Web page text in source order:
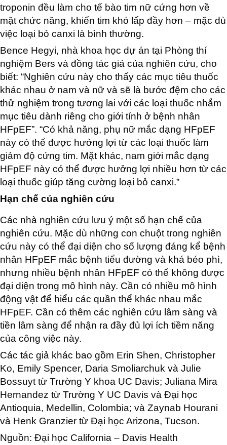
troponin đều làm cho tế bào tim nữ cứng hơn về
mặt chức năng, khiến tim khó lấp đầy hơn – mặc dù
việc loại bỏ canxi là bình thường.
Bence Hegyi, nhà khoa học dự án tại Phòng thí
nghiệm Bers và đồng tác giả của nghiên cứu, cho
biết: “Nghiên cứu này cho thấy các mục tiêu thuốc
khác nhau ở nam và nữ và sẽ là bước đệm cho các
thử nghiệm trong tương lai với các loại thuốc nhắm
mục tiêu dành riêng cho giới tính ở bệnh nhân
HFpEF”. “Có khả năng, phụ nữ mắc dạng HFpEF
này có thể được hưởng lợi từ các loại thuốc làm
giảm độ cứng tim. Mặt khác, nam giới mắc dạng
HFpEF này có thể được hưởng lợi nhiều hơn từ các
loại thuốc giúp tăng cường loại bỏ canxi.”
Hạn chế của nghiên cứu
Các nhà nghiên cứu lưu ý một số hạn chế của
nghiên cứu. Mặc dù những con chuột trong nghiên
cứu này có thể đại diện cho số lượng đáng kể bệnh
nhân HFpEF mắc bệnh tiểu đường và khá béo phì,
nhưng nhiều bệnh nhân HFpEF có thể không được
đại diện trong mô hình này. Cần có nhiều mô hình
động vật để hiểu các quần thể khác nhau mắc
HFpEF. Cần có thêm các nghiên cứu lâm sàng và
tiền lâm sàng để nhận ra đầy đủ lợi ích tiềm năng
của công việc này.
Các tác giả khác bao gồm Erin Shen, Christopher
Ko, Emily Spencer, Daria Smoliarchuk và Julie
Bossuyt từ Trường Y khoa UC Davis; Juliana Mira
Hernandez từ Trường Y UC Davis và Đại học
Antioquia, Medellin, Colombia; và Zaynab Hourani
và Henk Granzier từ Đại học Arizona, Tucson.
Nguồn: Đại học California – Davis Health